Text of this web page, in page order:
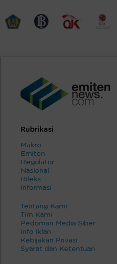
Rubrikasi
Makro
Emiten
Regulator
Nasional
Rileks
Informasi
Tentang Kami
Tim Kami
Pedoman Media Siber
Info Iklan
Kebijakan Privasi
Syarat dan Ketentuan